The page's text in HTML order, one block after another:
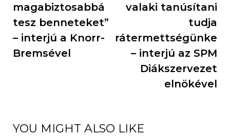
magabiztosabbá
tesz benneteket”
– interjú a Knorr-
Bremsével
valaki tanúsítani
tudja
rátermettségünket”
– interjú az SPM
Diákszervezet
elnökével
YOU MIGHT ALSO LIKE